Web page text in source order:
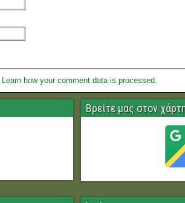
Learn how your comment data is processed.
Βρείτε μας στον